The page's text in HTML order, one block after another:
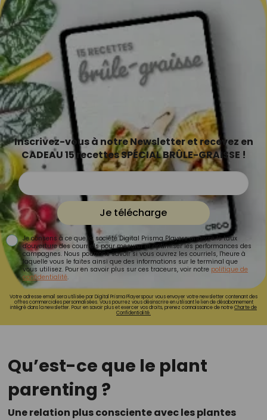
Inscrivez-vous à notre Newsletter et recevez en
CADEAU 15 recettes SPÉCIAL BRÛLE-GRAISSE !
Je télécharge
Je consens à ce que la société Digital Prisma Players analyse le taux
d'ouverture des courriels pour mesurer et optimiser les performances des
campagnes. Nous pourrons savoir si vous ouvrez les courriels, l'heure à
laquelle vous le faites ainsi que des informations sur le terminal que
vous utilisez. Pour en savoir plus sur ces traceurs, voir notre politique de
confidentialité.
Votre adresse email sera utilisée par Digital Prisma Playerspour vous envoyer votre newsletter contenant des
offres commerciales personnalisées. Vous pourrez vous désinscrire en utilisant le lien de désabonnement
intégré dans la newsletter. Pour en savoir plus et exercer vos droits, prenez connaissance de notreCharte de
Confidentialité.
Qu’est-ce que le plant
parenting ?
Une relation plus consciente avec les plantes